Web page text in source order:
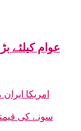
عوام کیلئے
امریکا
سونے کی